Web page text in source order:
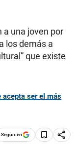
a una joven por
los demás a
que existe
acepta ser el más
Seguir en